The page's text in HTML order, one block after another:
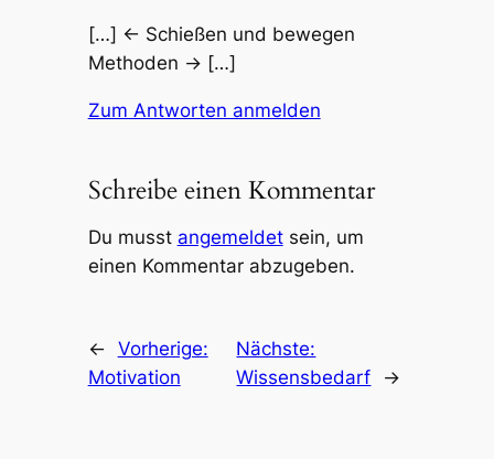
[…] ← Schießen und bewegen
Methoden → […]
Zum Antworten anmelden
Schreibe einen Kommentar
Du musst angemeldetsein, um
einen Kommentar abzugeben.
← Vorherige:
Motivation
Nächste:
Wissensbedarf
→